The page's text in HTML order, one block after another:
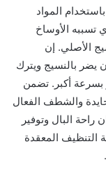
المواد
تسببه الأوساخ
الأصلي. إن
يضر بالنسيج ويترك
بسرعة أكبر. تضمن
والشطف الفعال
راحة البال وتوفير
التنظيف المعقدة